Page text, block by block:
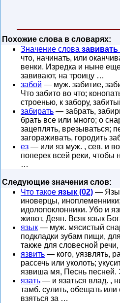
Похожие слова в словарях:
Значение слова завивать
что, начинать, или
венки. Изредка и ныне
завивают, на троицу …
забой — муж. забитие,
Что забито во что;
строенью, к забору,
забирать — забрать,
брать все или много; о
зацеплять, врезываться;
загораживать, городить
ез — или яз муж. , сев. и
поперек всей реки, чтобы
…
Следующие значения слов:
Что такое язык (02) —
иноверцы,
идолопоклонники. Убо и
живот, Деян. Всяк язык
язык — муж. мясистый
подкладки зубам пищи,
также для словесной
язвить — кого, уязвлять,
рассечь или уколоть;
язвиша мя, Песнь
язать — и язаться влад. ,
тамб. сулить, обещать или
взяться за …